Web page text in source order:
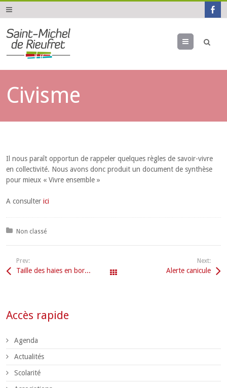
Menu
Civisme
Il nous paraît opportun de rappeler quelques règles de savoir-vivre
en collectivité. Nous avons donc produit un document de synthèse
pour mieux « Vivre ensemble »
A consulterici
Posted in:
Non classé
Prev:
Taille des haies en bordure des voies Tous les articles
Next:
Alerte canicule
Accès rapide
Agenda
Actualités
Scolarité